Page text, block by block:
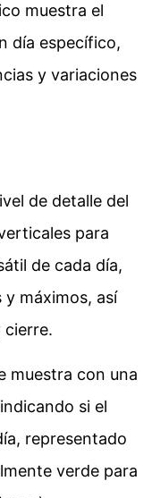
muestra el
día específico,
y variaciones
de detalle del
para
de cada día,
máximos, así
cierre.
muestra con una
si el
representado
verde para